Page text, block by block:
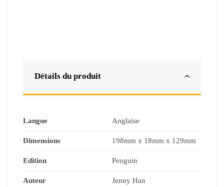
Détails du produit
Langue Anglaise
Dimensions 198mm x 18mm x 129mm
Edition Penguin
Auteur Jenny Han